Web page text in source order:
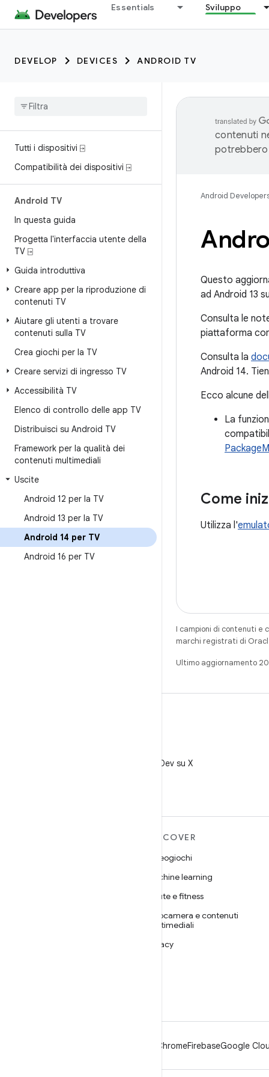
Essentials Sviluppo
DEVELOP DEVICES ANDROID TV
Tutti i dispositivi ⍈
Compatibilità dei dispositivi ⍈
Android TV
In questa guida
Progetta l'interfaccia utente della
TV ⍈
Guida introduttiva
Creare app per la riproduzione di
contenuti TV
Aiutare gli utenti a trovare
contenuti sulla TV
Crea giochi per la TV
Creare servizi di ingresso TV
Accessibilità TV
Elenco di controllo delle app TV
Distribuisci su Android TV
Framework per la qualità dei
contenuti multimediali
Uscite
Android 12 per la TV
Android 13 per la TV
Android 14 per TV
Android 16 per TV
contenuti
Android
Questo
ad Android 13
Consulta le
piattaforma
Consulta la
Android 14.
Ecco alcune
La
Come
Utilizza l'
I campioni di contenuti e
marchi registrati di
Ultimo aggiornamento
Segui @AndroidDev su X
DISCOVER
Videogiochi
Machine learning
Salute e fitness
Fotocamera e contenuti
multimediali
Privacy
ChromeFirebaseGoogle